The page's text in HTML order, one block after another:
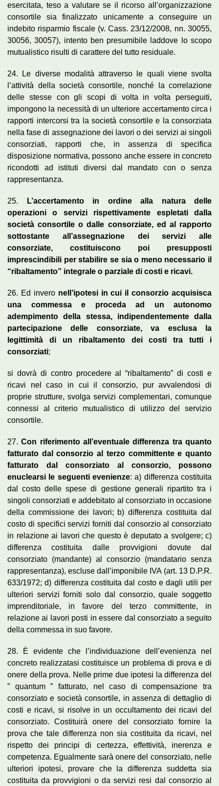
esercitata, teso a valutare se il ricorso all’organizzazione
consortile sia finalizzato unicamente a conseguire un
indebito risparmio fiscale (v. Cass. 23/12/2008, nn. 30055,
30056, 30057), intento ben presumibile laddove lo scopo
mutualistico risulti di carattere del tutto residuale.
24. Le diverse modalità attraverso le quali viene svolta
l’attività della società consortile, nonché la correlazione
delle stesse con gli scopi di volta in volta perseguiti,
impongono la necessità di un ulteriore accertamento circa i
rapporti intercorsi tra la società consortile e la consorziata
nella fase di assegnazione dei lavori o dei servizi ai singoli
consorziati, rapporti che, in assenza di specifica
disposizione normativa, possono anche essere in concreto
ricondotti ad istituti diversi dal mandato con o senza
rappresentanza.
25.
L’accertamento in ordine alla natura delle
operazioni o servizi rispettivamente espletati dalla
società consortile o dalle consorziate, ed al rapporto
sottostante all’assegnazione dei servizi alle
consorziate, costituiscono poi presupposti
imprescindibili per stabilire se sia o meno necessario il
“ribaltamento” integrale o parziale di costi e ricavi.
26. Ed invero nell’ipotesi in cui il consorzio acquisisca
una commessa e proceda ad un autonomo
adempimento della stessa, indipendentemente dalla
partecipazione delle consorziate, va esclusa la
legittimità di un ribaltamento dei costi tra tutti i
consorziati;
si dovrà di contro procedere al “ribaltamento” di costi e
ricavi nel caso in cui il consorzio, pur avvalendosi di
proprie strutture, svolga servizi complementari, comunque
connessi al criterio mutualistico di utilizzo del servizio
consortile.
27.Con riferimento all’eventuale differenza tra quanto
fatturato dal consorzio al terzo committente e quanto
fatturato dal consorziato al consorzio, possono
enuclearsi le seguenti evenienze: a) differenza costituita
dal costo delle spese di gestione generali ripartito tra i
singoli consorziati e addebitato al consorziato in occasione
della commissione dei lavori; b) differenza costituita dal
costo di specifici servizi forniti dal consorzio al consorziato
in relazione ai lavori che questo è deputato a svolgere; c)
differenza costituita dalle provvigioni dovute dal
consorziato (mandante) al consorzio (mandatario senza
rappresentanza), escluse dall’imponibile IVA (art. 13 D.P.R.
633/1972; d) differenza costituita dal costo e dagli utili per
ulteriori servizi forniti solo dal consorzio, quale soggetto
imprenditoriale, in favore del terzo committente, in
relazione ai lavori posti in essere dal consorziato a seguito
della commessa in suo favore.
28. È evidente che l’individuazione dell’evenienza nel
concreto realizzatasi costituisce un problema di prova e di
onere della prova. Nelle prime due ipotesi la differenza del
” quantum ” fatturato, nel caso di compensazione tra
consorziato e società consortile, in assenza di dettaglio di
costi e ricavi, si risolve in un occultamento dei ricavi del
consorziato. Costituirà onere del consorziato fornire la
prova che tale differenza non sia costituita da ricavi, nel
rispetto dei principi di certezza, effettività, inerenza e
competenza. Egualmente sarà onere del consorziato, nelle
ulteriori ipotesi, provare che la differenza suddetta sia
costituita da provvigioni o da servizi resi dal consorzio al